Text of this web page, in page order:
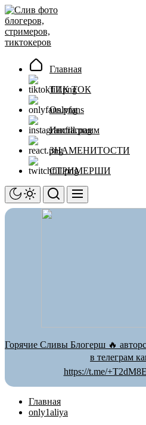
Перейти
к
содержимому
Главная
ТИК ТОК
Onlyfans
Инстаграмм
ЗНАМЕНИТОСТИ
СТРИМЕРШИ
Горячие Сливы Блогерш 🔥
в телеграм
https://t.me/
Главная
only1aliya